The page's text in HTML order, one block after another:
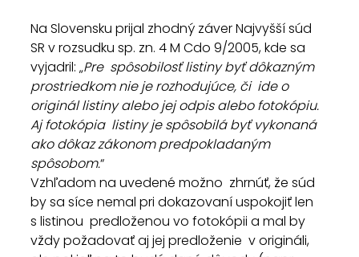
Na Slovensku prijal zhodný záver Najvyšší súd
SR v rozsudku sp. zn. 4 M Cdo 9/2005, kde sa
vyjadril: „Pre  spôsobilosť listiny byť dôkazným
prostriedkom nie je rozhodujúce, či  ide o
originál listiny alebo jej odpis alebo fotokópiu.
Aj fotokópia  listiny je spôsobilá byť vykonaná
ako dôkaz zákonom predpokladaným
spôsobom.“
Vzhľadom na uvedené možno  zhrnúť, že súd
by sa síce nemal pri dokazovaní uspokojiť len
s listinou  predloženou vo fotokópii a mal by
vždy požadovať aj jej predloženie  v origináli,